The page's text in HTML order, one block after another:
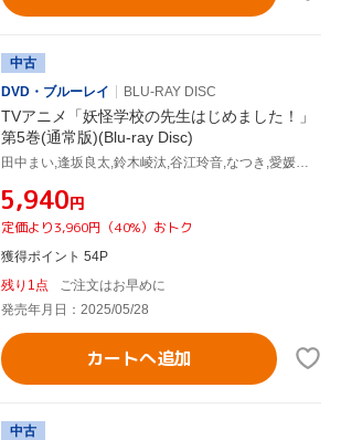
中古
DVD・ブルーレイ
BLU-RAY DISC
TVアニメ「妖怪学校の先生はじめました！」
第5巻(通常版)(Blu-ray Disc)
田中まい,逢坂良太,鈴木崚汰,谷江玲音,なつき,愛媛須田子,濱口漠,稲福高廣
¥5,940円
定価より3,960円（40%）おトク
獲得ポイント 54P
残り1点
ご注文はお早めに
発売年月日：2025/05/28
カートへ追加
中古